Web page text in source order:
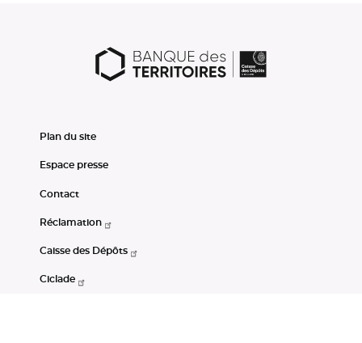
Plan du site
Espace presse
Contact
Réclamation
Caisse des Dépôts
Ciclade